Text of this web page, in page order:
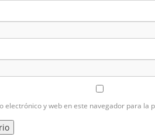
electrónico y web en este navegador para la